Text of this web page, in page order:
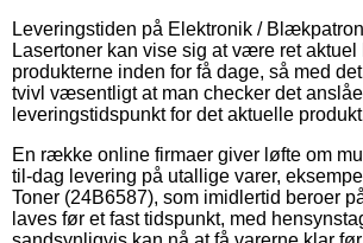
Leveringstiden på Elektronik /
Lasertoner kan vise sig at være ret
produkterne inden for få dage, så med
tvivl væsentligt at man checker det
leveringstidspunkt for det aktuelle
En række online firmaer giver løfte om
til-dag levering på utallige varer,
Toner (24B6587), som imidlertid beroer
laves før et fast tidspunkt, med